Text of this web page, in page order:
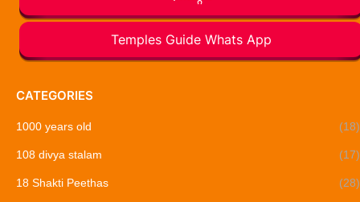
Temples Guide Whats App
CATEGORIES
1000 years old (18)
108 divya stalam (17)
18 Shakti Peethas (28)